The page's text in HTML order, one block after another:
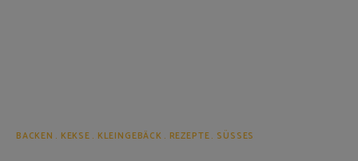
BACKEN KEKSE KLEINGEBÄCK REZEPTE SÜSSES